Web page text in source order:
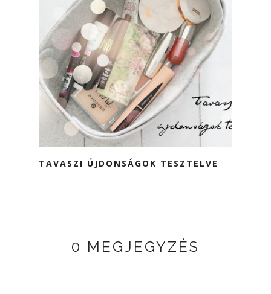
TAVASZI ÚJDONSÁGOK TESZTELVE
0 MEGJEGYZÉS